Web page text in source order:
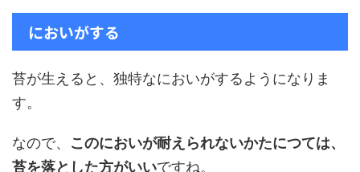
においがする
苔が生えると、独特なにおいがするようになりま
す。
なので、 このにおいが耐えられないかたにつては、
苔を落とした方がいいですね。